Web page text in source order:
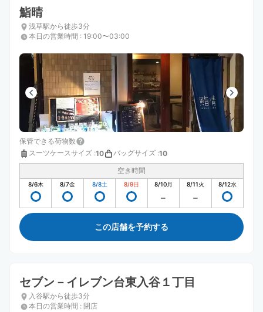
鮨晴
浅草駅から徒歩3分
本日の営業時間 : 19:00〜03:00
保管できる荷物数
スーツケースサイズ :10 バッグサイズ :10
空き時間
8/6木 8/7金 8/8土 8/9日 8/10月 8/11火 8/12水
この店舗を予約する
セブン－イレブン台東入谷１丁目
入谷駅から徒歩3分
本日の営業時間 : 閉店